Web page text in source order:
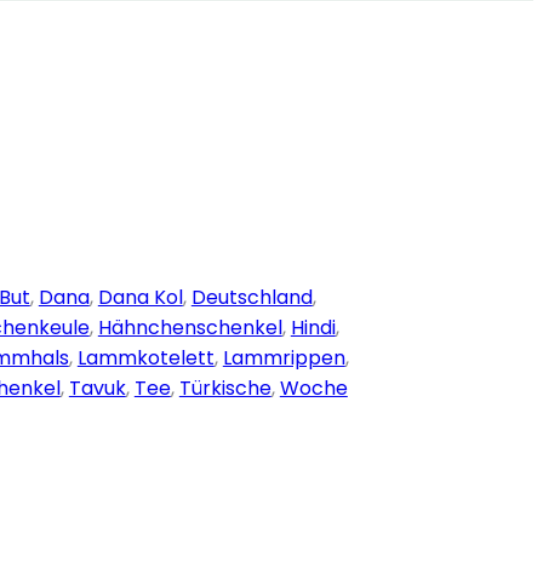
But, Dana, Dana Kol, Deutschland,
, Hähnchenschenkel, Hindi,
, Lammkotelett, Lammrippen,
, Tavuk, Tee, Türkische,Woche